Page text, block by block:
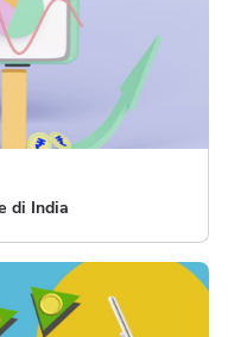
di India